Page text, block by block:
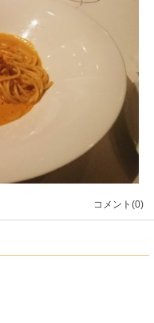
コメント(0)